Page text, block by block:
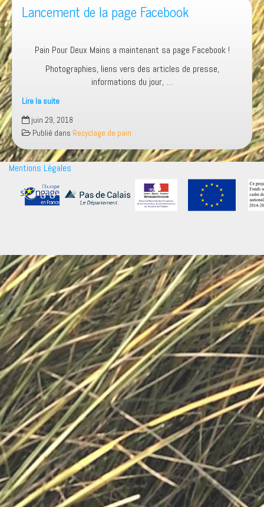
Lancement de la page Facebook
Pain Pour Deux Mains a maintenant sa page Facebook !
Photographies, liens vers des articles de presse,
informations du jour, …
Lire la suite
juin 29, 2018
Publié dans Recyclage de pain
Mentions Légales